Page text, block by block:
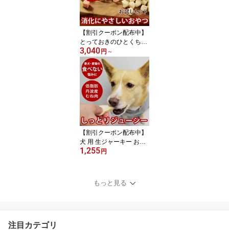
やつ 誕生日 ご褒美 ケー
キ パイ クリスマス バレ
ンタイン
【割引クーポン配布中】
とっておきのひとくちテ
リーヌ シリーズお試しセ
ット サーモン、チキン、
チーズとタラ、ポテキュ
ーブ 2種 3種 4種 ×100g
【冷凍】 水分補給 冷凍
ストック 保存 水分不足
に 低リンで腎臓に優しい
ジャーキー 消化に良い
ドッグフード
3,040円 ～
【割引クーポン配布中】
犬 用 生ジャーキー おや
つ しっとり蒸し鶏ステー
ね肉 やわらかい 手作り
ごはん ジャーキー 無添
1,255円
もっと見る
注目カテゴリ